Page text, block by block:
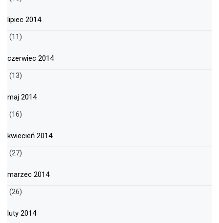
lipiec 2014
(11)
czerwiec 2014
(13)
maj 2014
(16)
kwiecień 2014
(27)
marzec 2014
(26)
luty 2014